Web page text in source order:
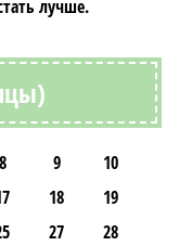
лучше.
8 9
10
18
19
27
28